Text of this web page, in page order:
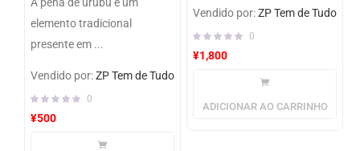
A pena de urubu é um
elemento tradicional
presente em ...
Vendido por:ZP Tem de Tudo
0
¥500
Vendido por:ZP Tem de Tudo
0
¥1,800
ADICIONAR AO CARRINHO